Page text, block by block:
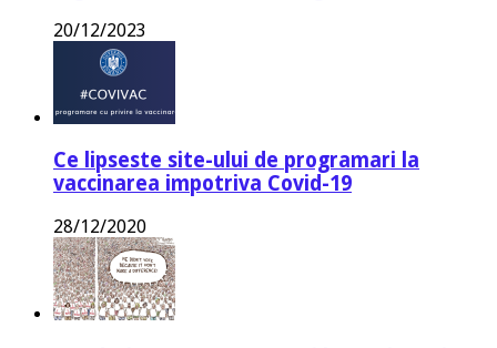
20/12/2023
Ce lipseste site-ului de programari la
vaccinarea impotriva Covid-19
28/12/2020